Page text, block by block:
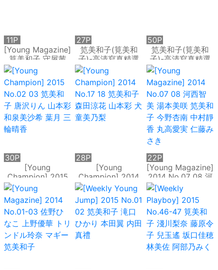
[Young Magazine]
筧美和子 守屋茜
2017年No.12 寫真
雜志
11P
笕美和子(筧美和
子)-高清寫真精選
集2
27P
笕美和子(筧美和
子)-高清寫真精選
集
50P
[Young
Champion] 2015
No.02 03 笕美和
子 唐沢りん 山本彩
和泉美沙希 葉月 三
輪晴香
30P
[Young
Champion] 2014
No.17 18 笕美和子
森田涼花 山本彩 犬
童美乃梨
28P
[Young Magazine]
2014 No.07 08 河
西智美 湯本美咲 笕
美和子 今野杏南 中
村靜香 丸高愛実 仁
藤みさき
22P